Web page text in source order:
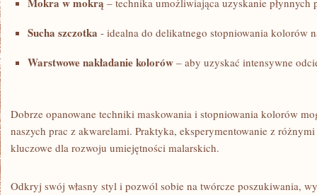
– technika‍ umożliwiająca uzyskanie płynnych
Sucha szczotka ⁣- idealna do delikatnego stopniowania kolorów
Warstwowe nakładanie kolorów – ‍aby uzyskać intensywne
Dobrze opanowane ⁢techniki maskowania i stopniowania kolorów
naszych prac z akwarelami. Praktyka, eksperymentowanie z
kluczowe dla rozwoju umiejętności malarskich.
Odkryj swój własny styl i pozwól ⁢sobie na twórcze poszukiwania,